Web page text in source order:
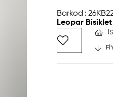
Barkod :
Leopar